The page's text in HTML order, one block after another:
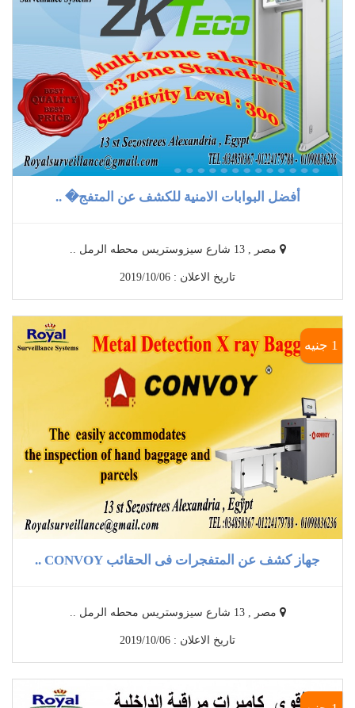
أفضل البوابات الامنية للكشف عن المتفج� ..
مصر , 13 شارع سيزوستريس محطه الرمل ..
تاريخ الاعلان : 2019/10/06
1 جنيه
جهاز كشف عن المتفجرات فى الحقائب CONVOY ..
مصر , 13 شارع سيزوستريس محطه الرمل ..
تاريخ الاعلان : 2019/10/06